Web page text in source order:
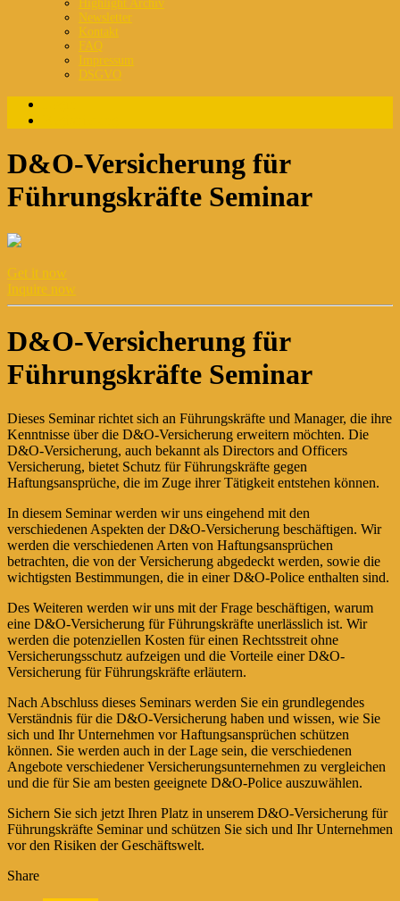
Highlight Archiv
Newsletter
Kontakt
FAQ
Impressum
DSGVO
D&O-Versicherung für
Führungskräfte Seminar
Get it now
Inquire now
D&O-Versicherung für
Führungskräfte Seminar
Dieses Seminar richtet sich an Führungskräfte und Manager, die ihre
Kenntnisse über die D&O-Versicherung erweitern möchten. Die
D&O-Versicherung, auch bekannt als Directors and Officers
Versicherung, bietet Schutz für Führungskräfte gegen
Haftungsansprüche, die im Zuge ihrer Tätigkeit entstehen können.
In diesem Seminar werden wir uns eingehend mit den
verschiedenen Aspekten der D&O-Versicherung beschäftigen. Wir
werden die verschiedenen Arten von Haftungsansprüchen
betrachten, die von der Versicherung abgedeckt werden, sowie die
wichtigsten Bestimmungen, die in einer D&O-Police enthalten sind.
Des Weiteren werden wir uns mit der Frage beschäftigen, warum
eine D&O-Versicherung für Führungskräfte unerlässlich ist. Wir
werden die potenziellen Kosten für einen Rechtsstreit ohne
Versicherungsschutz aufzeigen und die Vorteile einer D&O-
Versicherung für Führungskräfte erläutern.
Nach Abschluss dieses Seminars werden Sie ein grundlegendes
Verständnis für die D&O-Versicherung haben und wissen, wie Sie
sich und Ihr Unternehmen vor Haftungsansprüchen schützen
können. Sie werden auch in der Lage sein, die verschiedenen
Angebote verschiedener Versicherungsunternehmen zu vergleichen
und die für Sie am besten geeignete D&O-Police auszuwählen.
Sichern Sie sich jetzt Ihren Platz in unserem D&O-Versicherung für
Führungskräfte Seminar und schützen Sie sich und Ihr Unternehmen
vor den Risiken der Geschäftswelt.
Share